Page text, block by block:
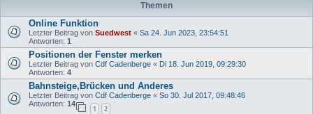
Themen
Online Funktion
Letzter Beitrag von Suedwest « Sa 24. Jun 2023, 23:54:51
Antworten: 1
Positionen der Fenster merken
Letzter Beitrag von Cdf Cadenberge « Di 18. Jun 2019, 09:29:30
Antworten: 4
Bahnsteige,Brücken und Anderes
Letzter Beitrag von Cdf Cadenberge « So 30. Jul 2017, 09:48:46
Antworten: 14
1 2